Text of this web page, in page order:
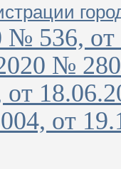
№ 536,
№
от